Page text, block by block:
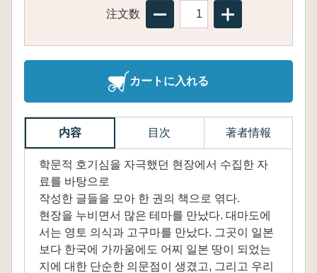
注文数
カートに入れる
内容 目次 著者情報
학문적 호기심을 자극했던 현장에서 수집한 자
료를 바탕으로
작성한 글들을 모아 한 권의 책으로 엮다.
현장을 누비면서 많은 테마를 만났다. 대마도에
서는 영토 의식과 고구마를 만났다. 그곳이 일본
보다 한국에 가까움에도 어찌 일본 땅이 되었는
지에 대한 단순한 의문점이 생겼고, 그리고 우리